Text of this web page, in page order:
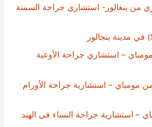
من بنغالور- استشاري جراحة السمنة
– استشاري جراحة الأوعية
من مومباي – استشارية جراحة الأورام
– استشارية جراحة النساء في الهند